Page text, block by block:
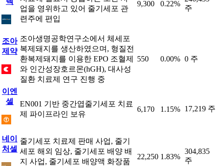
업을 영위하고 있어 줄기세포 관
련주에 편입
9,300 0.22%
주
조아
제약
조아생명공학연구소에서 체세포
복제돼지를 생산하였으며, 형질전
환복제돼지를 이용한 EPO 조혈제
와 인간성장호르몬(hGH), 대사성
질환 치료제 연구 진행 중
550 0.00% 0 주
이엔
셀
EN001 기반 중간엽줄기세포 치료
제 파이프라인 보유
6,170 1.15% 17,219 주
네이
처셀
줄기세포 치료제 판매 사업, 줄기
세포 해외 임상, 줄기세포 배양 배
지 사업, 줄기세포 배양액 화장품
22,250 1.83%
304,835
주